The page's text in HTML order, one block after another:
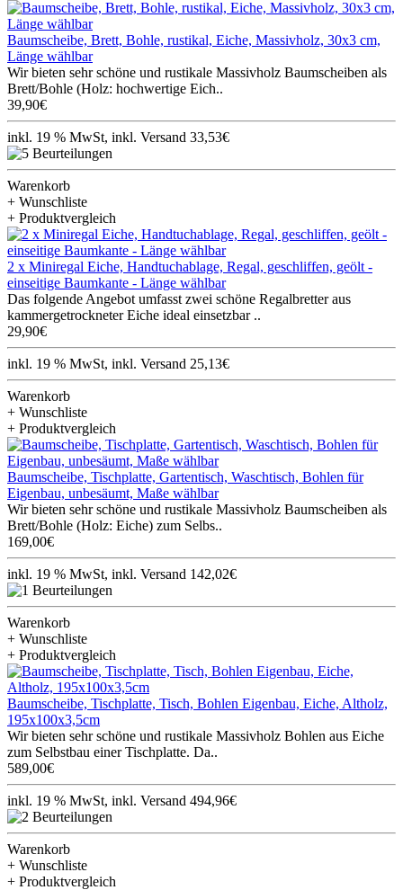
Baumscheibe, Brett, Bohle, rustikal, Eiche, Massivholz, 30x3 cm,
Länge wählbar
Wir bieten sehr schöne und rustikale Massivholz Baumscheiben als
Brett/Bohle (Holz: hochwertige Eich..
39,90€
inkl. 19 % MwSt, inkl. Versand 33,53€
Warenkorb
+ Wunschliste
+ Produktvergleich
2 x Miniregal Eiche, Handtuchablage, Regal, geschliffen, geölt -
einseitige Baumkante - Länge wählbar
Das folgende Angebot umfasst zwei schöne Regalbretter aus
kammergetrockneter Eiche ideal einsetzbar ..
29,90€
inkl. 19 % MwSt, inkl. Versand 25,13€
Warenkorb
+ Wunschliste
+ Produktvergleich
Baumscheibe, Tischplatte, Gartentisch, Waschtisch, Bohlen für
Eigenbau, unbesäumt, Maße wählbar
Wir bieten sehr schöne und rustikale Massivholz Baumscheiben als
Brett/Bohle (Holz: Eiche) zum Selbs..
169,00€
inkl. 19 % MwSt, inkl. Versand 142,02€
Warenkorb
+ Wunschliste
+ Produktvergleich
Baumscheibe, Tischplatte, Tisch, Bohlen Eigenbau, Eiche, Altholz,
195x100x3,5cm
Wir bieten sehr schöne und rustikale Massivholz Bohlen aus Eiche
zum Selbstbau einer Tischplatte. Da..
589,00€
inkl. 19 % MwSt, inkl. Versand 494,96€
Warenkorb
+ Wunschliste
+ Produktvergleich